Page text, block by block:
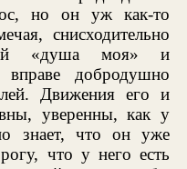
но он уж как-то
снисходительно
«душа моя» и
добродушно
Движения его и
уверенны, как у
знает, что он уже
что у него есть